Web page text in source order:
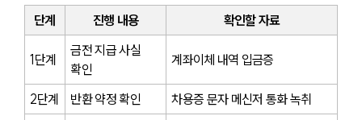
단계 진행 내용 확인할 자료
1단계
금전 지급 사실
확인
계좌이체 내역 입금증
2단계 반환 약정 확인 차용증 문자 메신저 통화 녹취